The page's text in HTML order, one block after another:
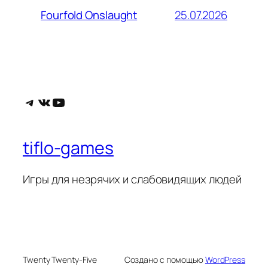
Fourfold Onslaught 25.07.2026
Telegram
ВКонтакте
YouTube
tiflo-games
Игры для незрячих и слабовидящих людей
Twenty Twenty-Five Создано с помощьюWordPress